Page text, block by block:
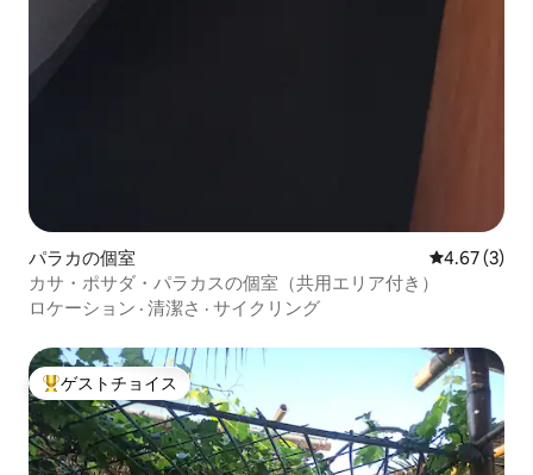
パラカの個室 レビュー3
4.67 (3)
カサ・ポサダ・パラカスの個室（共用エリア付き）
ロケーション · 清潔さ · サイクリング
大好評のゲストチョイスです。
ゲストチョイス